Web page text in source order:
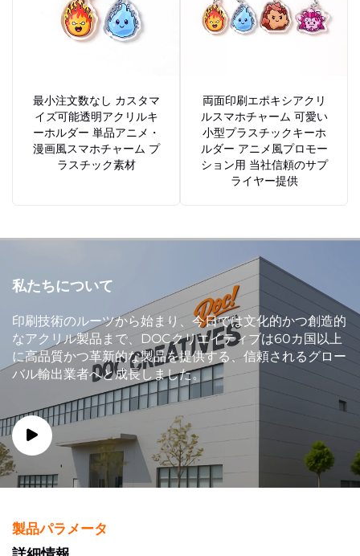
最小注文数なし カスタマ
イズ可能透明アクリルキ
ーホルダー 単品アニメ・
漫画風スマホチャーム プ
ラスチック素材
両面印刷エポキシアクリ
ルスマホチャーム 可愛い
小型プラスチックキーホ
ルダー アニメ風プロモー
ション用 当社信頼のサプ
ライヤー提供
私たちについて
印刷技術のルーツから始まり、今日では文化的かつ創造的
なアクリル製品まで、DOCクリエイティブは60カ国以上
に高品質かつ革新的な製品を提供する、信頼されるグロー
バル輸出業者へと成長しました。
製品パラメータ